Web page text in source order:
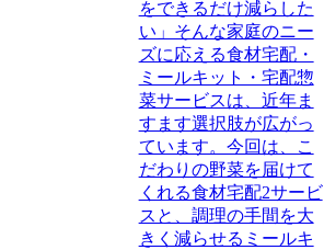
をできるだけ減らした
い」そんな家庭のニー
ズに応える食材宅配・
ミールキット・宅配惣
菜サービスは、近年ま
すます選択肢が広がっ
ています。今回は、こ
だわりの野菜を届けて
くれる食材宅配2サービ
スと、調理の手間を大
きく減らせるミールキ